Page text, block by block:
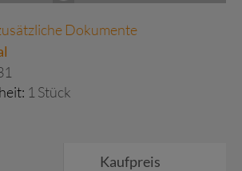
Dokumente
1 Stück
Kaufpreis